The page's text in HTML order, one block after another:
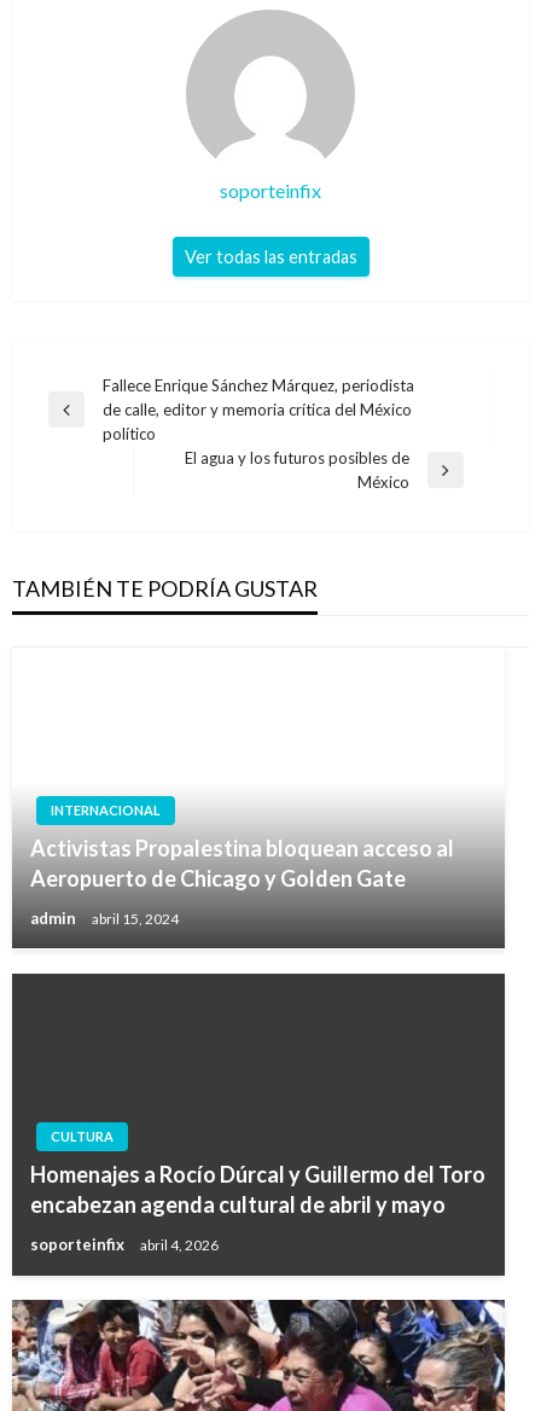
soporteinfix
Ver todas las entradas
Navegación
de
Entrada
anterior
Fallece Enrique Sánchez Márquez, periodista
de calle, editor y memoria crítica del México
político
El agua y los futuros posibles de
México
TAMBIÉN TE PODRÍA GUSTAR
INTERNACIONAL
Activistas Propalestina bloquean acceso al
Aeropuerto de Chicago y Golden Gate
admin abril 15, 2024
CULTURA
Homenajes a Rocío Dúrcal y Guillermo del Toro
encabezan agenda cultural de abril y mayo
soporteinfix abril 4, 2026